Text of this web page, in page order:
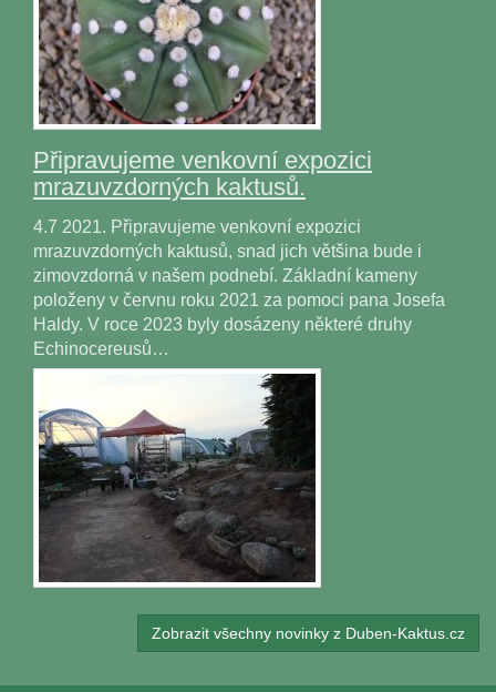
Připravujeme venkovní expozici
mrazuvzdorných kaktusů.
4.7 2021. Připravujeme venkovní expozici
mrazuvzdorných kaktusů, snad jich většina bude i
zimovzdorná v našem podnebí. Základní kameny
položeny v červnu roku 2021 za pomoci pana Josefa
Haldy. V roce 2023 byly dosázeny některé druhy
Echinocereusů…
Zobrazit všechny novinky z Duben-Kaktus.cz